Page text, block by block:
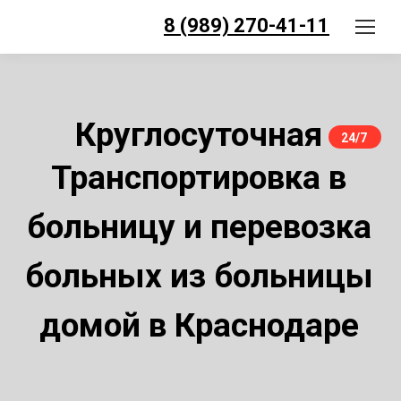
8 (989) 270-41-11
24/7
Транспортировка в
больницу и перевозка
больных из больницы
домой в Краснодаре
Круглосуточная